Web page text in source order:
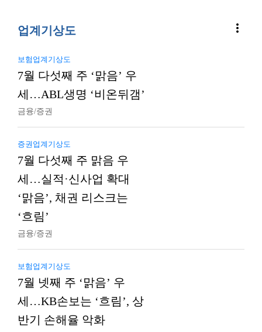
업계기상도 more_vert
보험업계기상도
7월 다섯째 주 ‘맑음’ 우
세…ABL생명 ‘비온뒤갬’
금융/증권
증권업계기상도
7월 다섯째 주 맑음 우
세…실적·신사업 확대
‘맑음’, 채권 리스크는
‘흐림’
금융/증권
보험업계기상도
7월 넷째 주 ‘맑음’ 우
세…KB손보는 ‘흐림’, 상
반기 손해율 악화